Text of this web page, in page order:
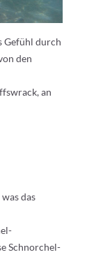
Gefühl durch
den
an
das
Schnorchel-